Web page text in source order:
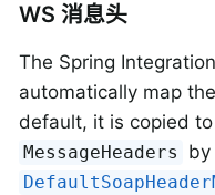
WS 消息头
The Spring
automatically map
default, it is copied
MessageHeaders by